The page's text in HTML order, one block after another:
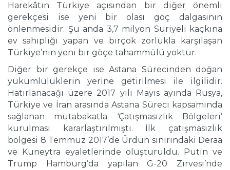
Harekâtın Türkiye açısından bir diğer önemli
gerekçesi ise yeni bir olası göç dalgasının
önlenmesidir. Şu anda 3,7 milyon Suriyeli kaçkına
ev sahipliği yapan ve birçok zorlukla karşılaşan
Türkiye’nin yeni bir göçe tahammülü yoktur.
Diğer bir gerekçe ise Astana Sürecinden doğan
yükümlülüklerin yerine getirilmesi ile ilgilidir.
Hatırlanacağı üzere 2017 yılı Mayıs ayında Rusya,
Türkiye ve İran arasında Astana Süreci kapsamında
sağlanan mutabakatla ‘Çatışmasızlık Bölgeleri’
kurulması kararlaştırılmıştı. İlk çatışmasızlık
bölgesi 8 Temmuz 2017’de Ürdün sınırındaki Deraa
ve Kuneytra eyaletlerinde oluşturuldu. Putin ve
Trump Hamburg’da yapılan G-20 Zirvesi’nde